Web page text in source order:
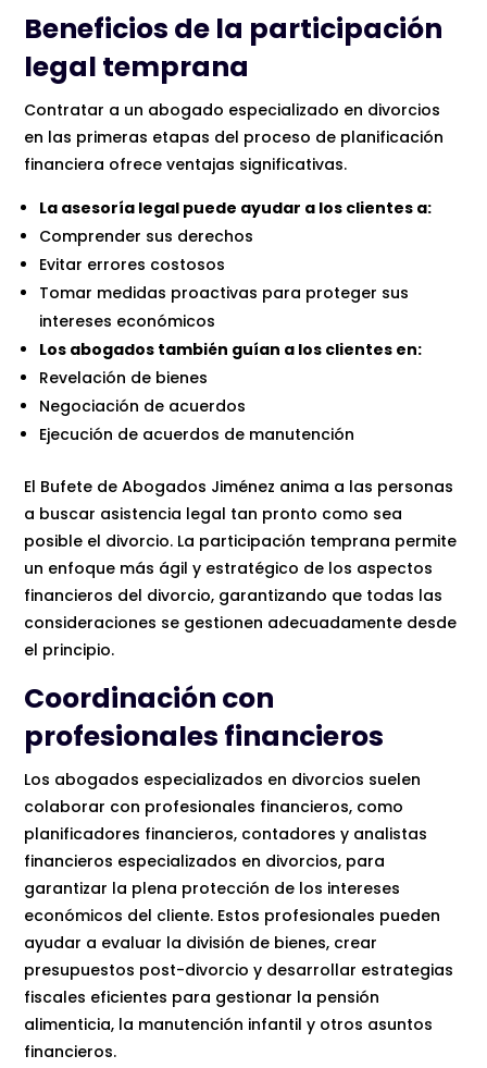
Beneficios de la participación
legal temprana
Contratar a un abogado especializado en divorcios
en las primeras etapas del proceso de planificación
financiera ofrece ventajas significativas.
La asesoría legal puede ayudar a los clientes a:
Comprender sus derechos
Evitar errores costosos
Tomar medidas proactivas para proteger sus
intereses económicos
Los abogados también guían a los clientes en:
Revelación de bienes
Negociación de acuerdos
Ejecución de acuerdos de manutención
El Bufete de Abogados Jiménez anima a las personas
a buscar asistencia legal tan pronto como sea
posible el divorcio. La participación temprana permite
un enfoque más ágil y estratégico de los aspectos
financieros del divorcio, garantizando que todas las
consideraciones se gestionen adecuadamente desde
el principio.
Coordinación con
profesionales financieros
Los abogados especializados en divorcios suelen
colaborar con profesionales financieros, como
planificadores financieros, contadores y analistas
financieros especializados en divorcios, para
garantizar la plena protección de los intereses
económicos del cliente. Estos profesionales pueden
ayudar a evaluar la división de bienes, crear
presupuestos post-divorcio y desarrollar estrategias
fiscales eficientes para gestionar la pensión
alimenticia, la manutención infantil y otros asuntos
financieros.